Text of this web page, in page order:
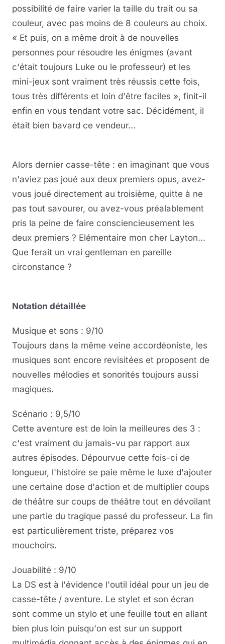
possibilité de faire varier la taille du trait ou sa
couleur, avec pas moins de 8 couleurs au choix.
« Et puis, on a même droit à de nouvelles
personnes pour résoudre les énigmes (avant
c'était toujours Luke ou le professeur) et les
mini-jeux sont vraiment très réussis cette fois,
tous très différents et loin d'être faciles », finit-il
enfin en vous tendant votre sac. Décidément, il
était bien bavard ce vendeur...
Alors dernier casse-tête : en imaginant que vous
n'aviez pas joué aux deux premiers opus, avez-
vous joué directement au troisième, quitte à ne
pas tout savourer, ou avez-vous préalablement
pris la peine de faire consciencieusement les
deux premiers ? Elémentaire mon cher Layton...
Que ferait un vrai gentleman en pareille
circonstance ?
Notation détaillée
Musique et sons : 9/10
Toujours dans la même veine accordéoniste, les
musiques sont encore revisitées et proposent de
nouvelles mélodies et sonorités toujours aussi
magiques.
Scénario : 9,5/10
Cette aventure est de loin la meilleures des 3 :
c'est vraiment du jamais-vu par rapport aux
autres épisodes. Dépourvue cette fois-ci de
longueur, l'histoire se paie même le luxe d'ajouter
une certaine dose d'action et de multiplier coups
de théâtre sur coups de théâtre tout en dévoilant
une partie du tragique passé du professeur. La fin
est particulièrement triste, préparez vos
mouchoirs.
Jouabilité : 9/10
La DS est à l'évidence l'outil idéal pour un jeu de
casse-tête / aventure. Le stylet et son écran
sont comme un stylo et une feuille tout en allant
bien plus loin puisqu'on est sur un support